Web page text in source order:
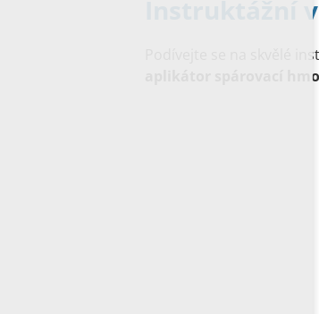
Instruktážní
Podívejte se na skvělé
aplikátor spárovací